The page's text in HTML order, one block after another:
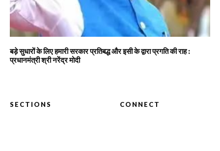
बड़े सुधारों के लिए हमारी सरकार प्रतिबद्ध और इसी के द्वारा प्रगति की राह :
प्रधानमंत्री श्री नरेंद्र मोदी
SECTIONS CONNECT